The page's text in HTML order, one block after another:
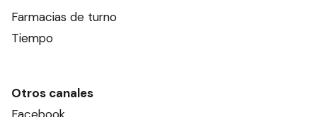
Farmacias de turno
Tiempo
Otros canales